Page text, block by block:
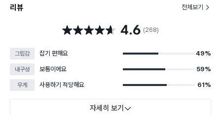
리뷰 전체보기
별점 4.6점 4.6 (268)
그립감 잡기 편해요 49%
내구성 보통이에요 59%
무게 사용하기 적당해요 61%
자세히 보기